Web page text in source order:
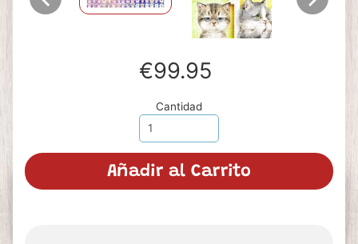
€99.95
Cantidad
Añadir al Carrito